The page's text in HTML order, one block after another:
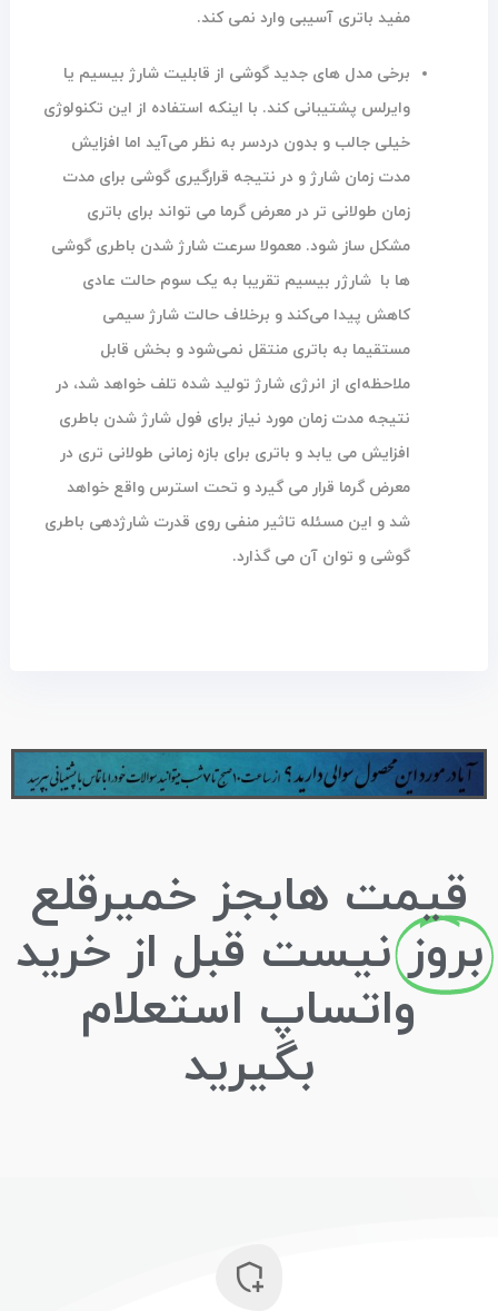
مفید باتری آسیبی وارد نمی کند.
برخی مدل های جدید گوشی از قابلیت شارژ بیسیم یا
وایرلس پشتیبانی کند. با اینکه استفاده از این تکنولوژی
خیلی جالب و بدون دردسر به نظر می‌آید اما افزایش
مدت زمان شارژ و در نتیجه قرارگیری گوشی برای مدت
زمان طولانی تر در معرض گرما می‌ تواند برای باتری
مشکل ساز شود. معمولا سرعت شارژ شدن باطری گوشی
ها با شارژر بیسیم تقریبا به یک سوم حالت عادی
کاهش پیدا می‌کند و برخلاف حالت شارژ سیمی
مستقیما به باتری منتقل نمی‌شود و بخش قابل
ملاحظه‌ای از انرژی شارژ تولید شده تلف خواهد شد، در
نتیجه مدت زمان مورد نیاز برای فول شارژ شدن باطری
افزایش می‌ یابد و باتری برای بازه زمانی طولانی تری در
معرض گرما قرار می گیرد و تحت استرس واقع خواهد
شد و این مسئله تاثیر منفی روی قدرت شارژدهی باطری
گوشی و توان آن می‌ گذارد.
قیمت هابجز خمیرقلع
بروز نیست قبل از خرید
واتساپ استعلام
بگیرید